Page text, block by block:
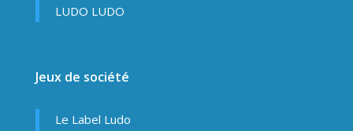
LUDO LUDO
Jeux de société
Le Label Ludo